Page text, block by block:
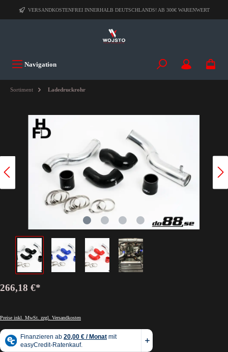
VERSANDKOSTENFREI INNERHALB DEUTSCHLANDS! AB 300€ WARENWERT
Navigation
Sortiment Ladedruckrohr
266,18 €*
Preise inkl. MwSt. zzgl. Versandkosten